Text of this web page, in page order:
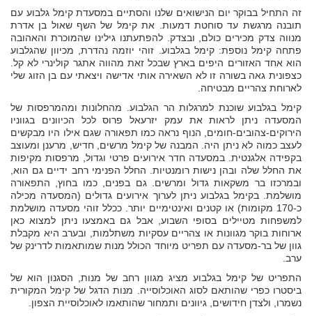
זה התחיל בבוקר יום הנישואים שלנו והסתיים במסעדת קימל גלבוע עם
תובנה מרגשת עד סוחטת דמעות. את קימל של השף שאול בן אדרת
מנווה צדק מכירים כולם, ובצדק. להפתעתנו גילינו שהמוכרת והאהובה
פתחה קימל נוספת: קימל בגלבוע. זוהי יוזמה נהדרת, מכיוון שהגלבוע
הוא אחד האזורים היפים בארץ שבכל זאת מהווה אתגר קולינרי לא קל.
כצפונית גאה בשורה זו לא השאירה אותי אדישה ויצאתי עם בן הזוג שלי
לארוחת צהריים מבטיחה.
קימל בגלבוע שוכנת למרגלות הר הגלבוע. מהחלונות ומהמרפסות של
המסעדה ניתן לראות את עמק יזרעאל פרוס לכל הכיוונים בגווניו
הירוקים-צהובים-חומים, הנוף נראה כמו תפאורה שגם אילו היו מבקשים
לעצב כמוה לא ניתן היה. המבנה של קימל מרשים, חדיש, מרענן ומעוצב
בקפידה אלגנטית. במסעדה חדר אירועים פרטי וגדול, מרפסות מקיפות
את החלל שלה ובהן נישות רומנטיות. החלל הפנימי רחב ידיים גם הוא,
ובמרכזו בר משקאות גדול ומרשים. גם בפנים, כמו בחוץ, התפאורה
מושלמת. בקימל בגלבוע ניתן לערוך אירועים גדולים (המסעדה מכילה
כ-170 מקומות) או קטנים ואינטימיים יותר. ככלל זוהי מסעדה מושלמת
למשפחות מטיילים בסופי השבוע, אבל גם באמצעו ניתן למצוא כאן
ארוחות בוקר מגוונות או צהריים עסקיות משתלמות, ובערב היא מקבלת
גוון של בר-מסעדה עם תפריט מיוחד הכולל מנות שמותאמות לדרינק של
ערב.
התפריט של קימל בגלבוע מציג מגוון רחב של מנות, הסגנון הוא של
ביסטרו כפרי שהותאם לסוג האוכלוסייה. מנות הדגל של קימל המקורית
נשמרו, ולצדן חידושים, גיוונים ותמחור שהותאמו לאוכלוסיית הצפון.